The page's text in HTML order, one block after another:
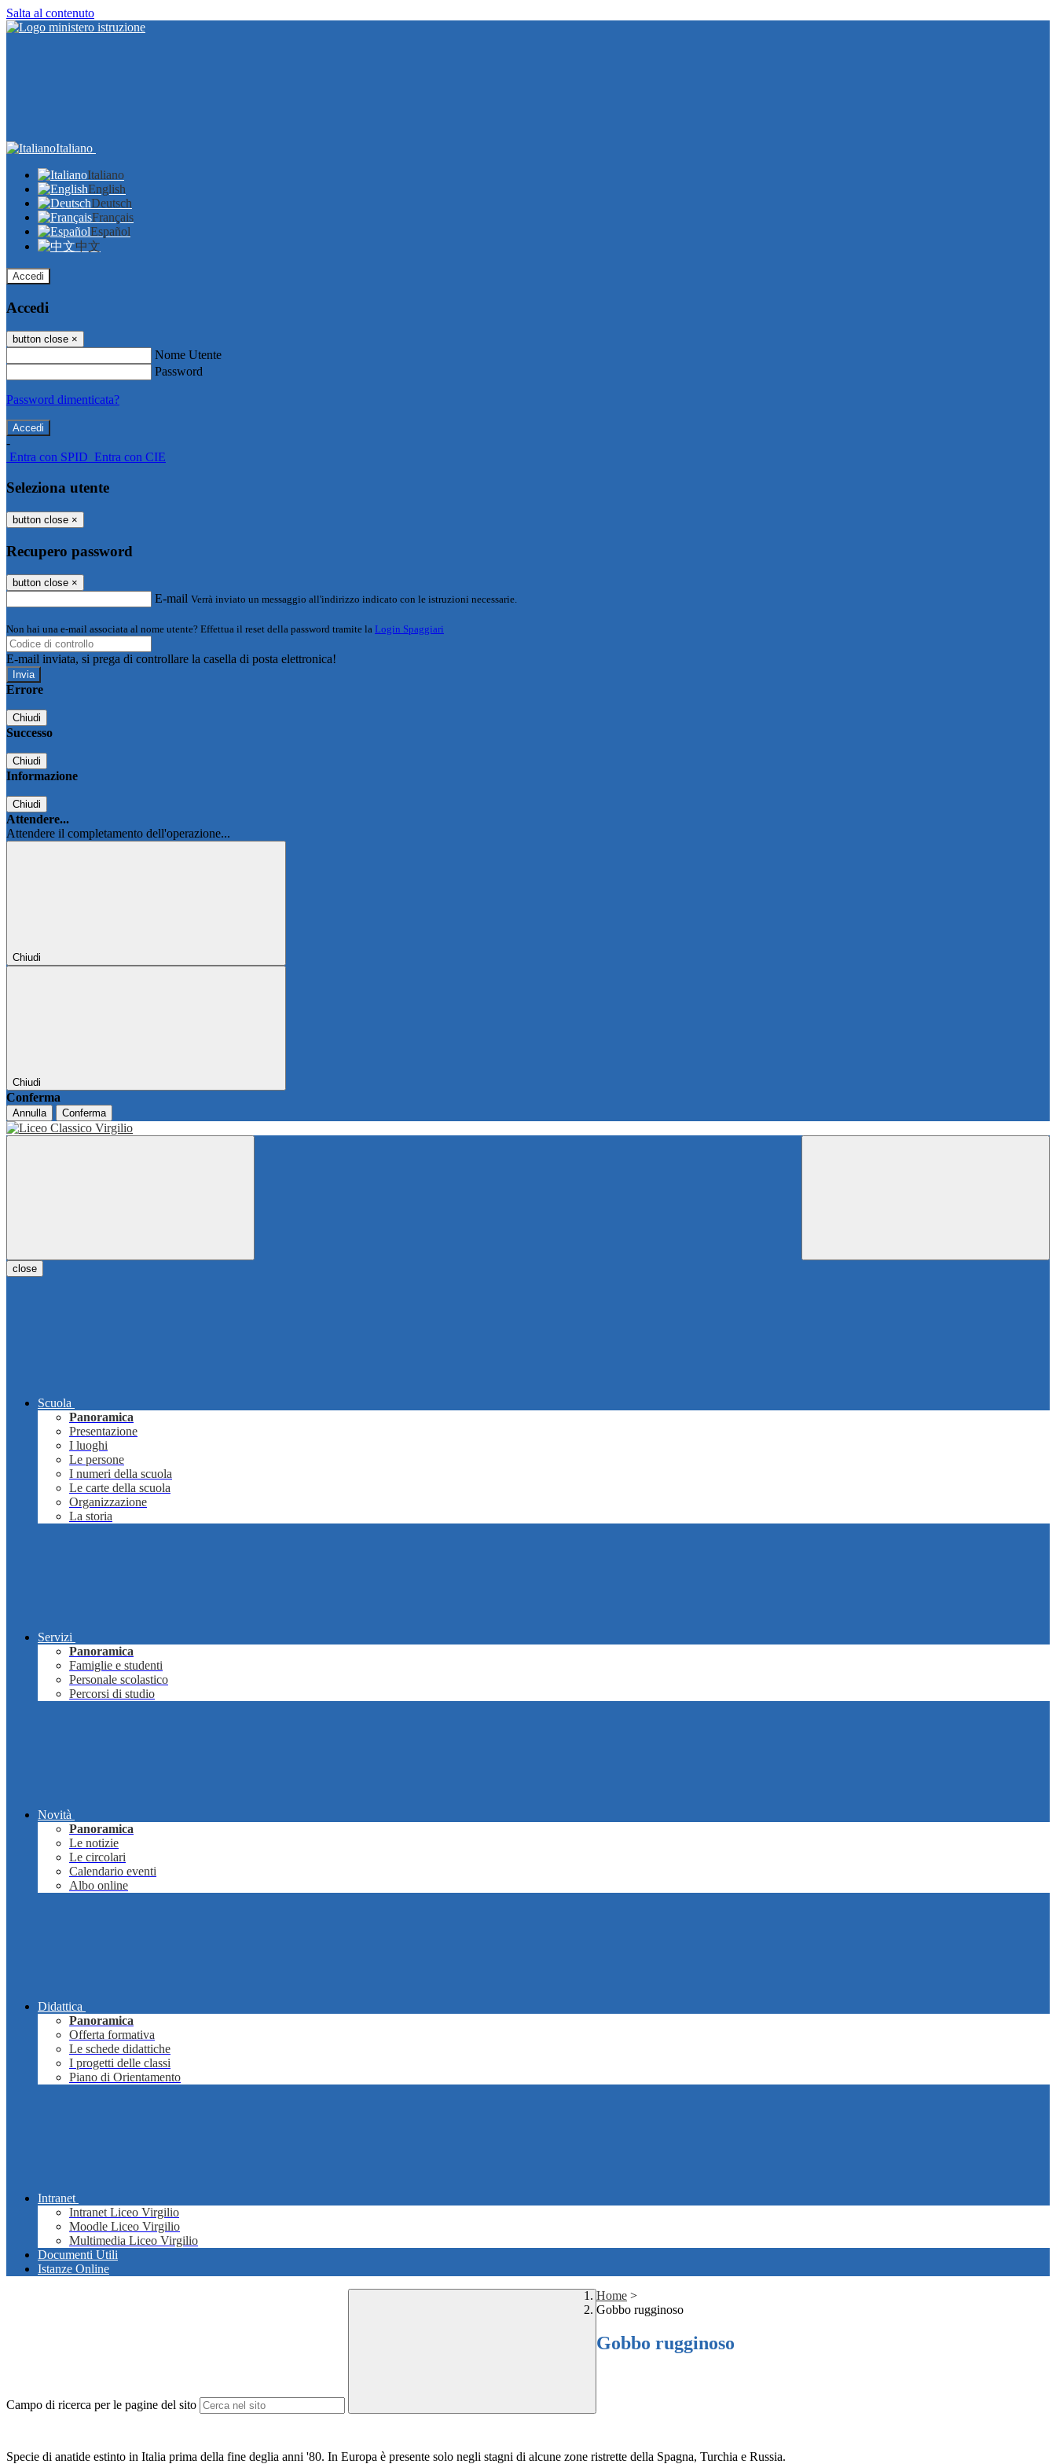
Salta al contenuto
Italiano
Italiano
English
Deutsch
Français
Español
中文
Accedi
Accedi
button close ×
Nome Utente
Password
Password dimenticata?
-
Entra con SPID Entra con CIE
Seleziona utente
button close ×
Recupero password
button close ×
E-mail Verrà inviato un messaggio all'indirizzo indicato con le istruzioni necessarie.
Non hai una e-mail associata al nome utente? Effettua il reset della password tramite la Login Spaggiari
E-mail inviata, si prega di controllare la casella di posta elettronica!
Errore
Chiudi
Successo
Chiudi
Informazione
Chiudi
Attendere...
Attendere il completamento dell'operazione...
Chiudi
Chiudi
Conferma
Annulla Conferma
close
Scuola
Panoramica
Presentazione
I luoghi
Le persone
I numeri della scuola
Le carte della scuola
Organizzazione
La storia
Servizi
Panoramica
Famiglie e studenti
Personale scolastico
Percorsi di studio
Novità
Panoramica
Le notizie
Le circolari
Calendario eventi
Albo online
Didattica
Panoramica
Offerta formativa
Le schede didattiche
I progetti delle classi
Piano di Orientamento
Intranet
Intranet Liceo Virgilio
Moodle Liceo Virgilio
Multimedia Liceo Virgilio
Documenti Utili
Istanze Online
Campo di ricerca per le pagine del sito
Home >
Gobbo rugginoso
Gobbo rugginoso
Specie di anatide estinto in Italia prima della fine deglia anni '80. In Europa è presente solo negli stagni di alcune zone ristrette della Spagna, Turchia e Russia.